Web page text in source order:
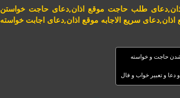
طلب حاجت موقع اذان,دعای حاجت خواستن
سریع الاجابه موقع اذان,دعای اجابت خواسته
شدن حاجت و خواسته
دعا و تعبیر خواب و فال